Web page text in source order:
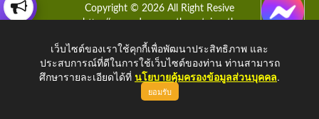
Copyright © 2026 All Right Resive
http://www.dongmorthongtai.go.th
เว็บไซต์ของเราใช้คุกกี้เพื่อพัฒนาประสิทธิภาพ และ
ประสบการณ์ที่ดีในการใช้เว็บไซต์ของท่าน ท่านสามารถ
ศึกษารายละเอียดได้ที่ นโยบายคุ้มครองข้อมูลส่วนบุคคล.
ยอมรับ